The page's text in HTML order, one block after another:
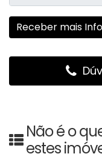
Não é o
estes